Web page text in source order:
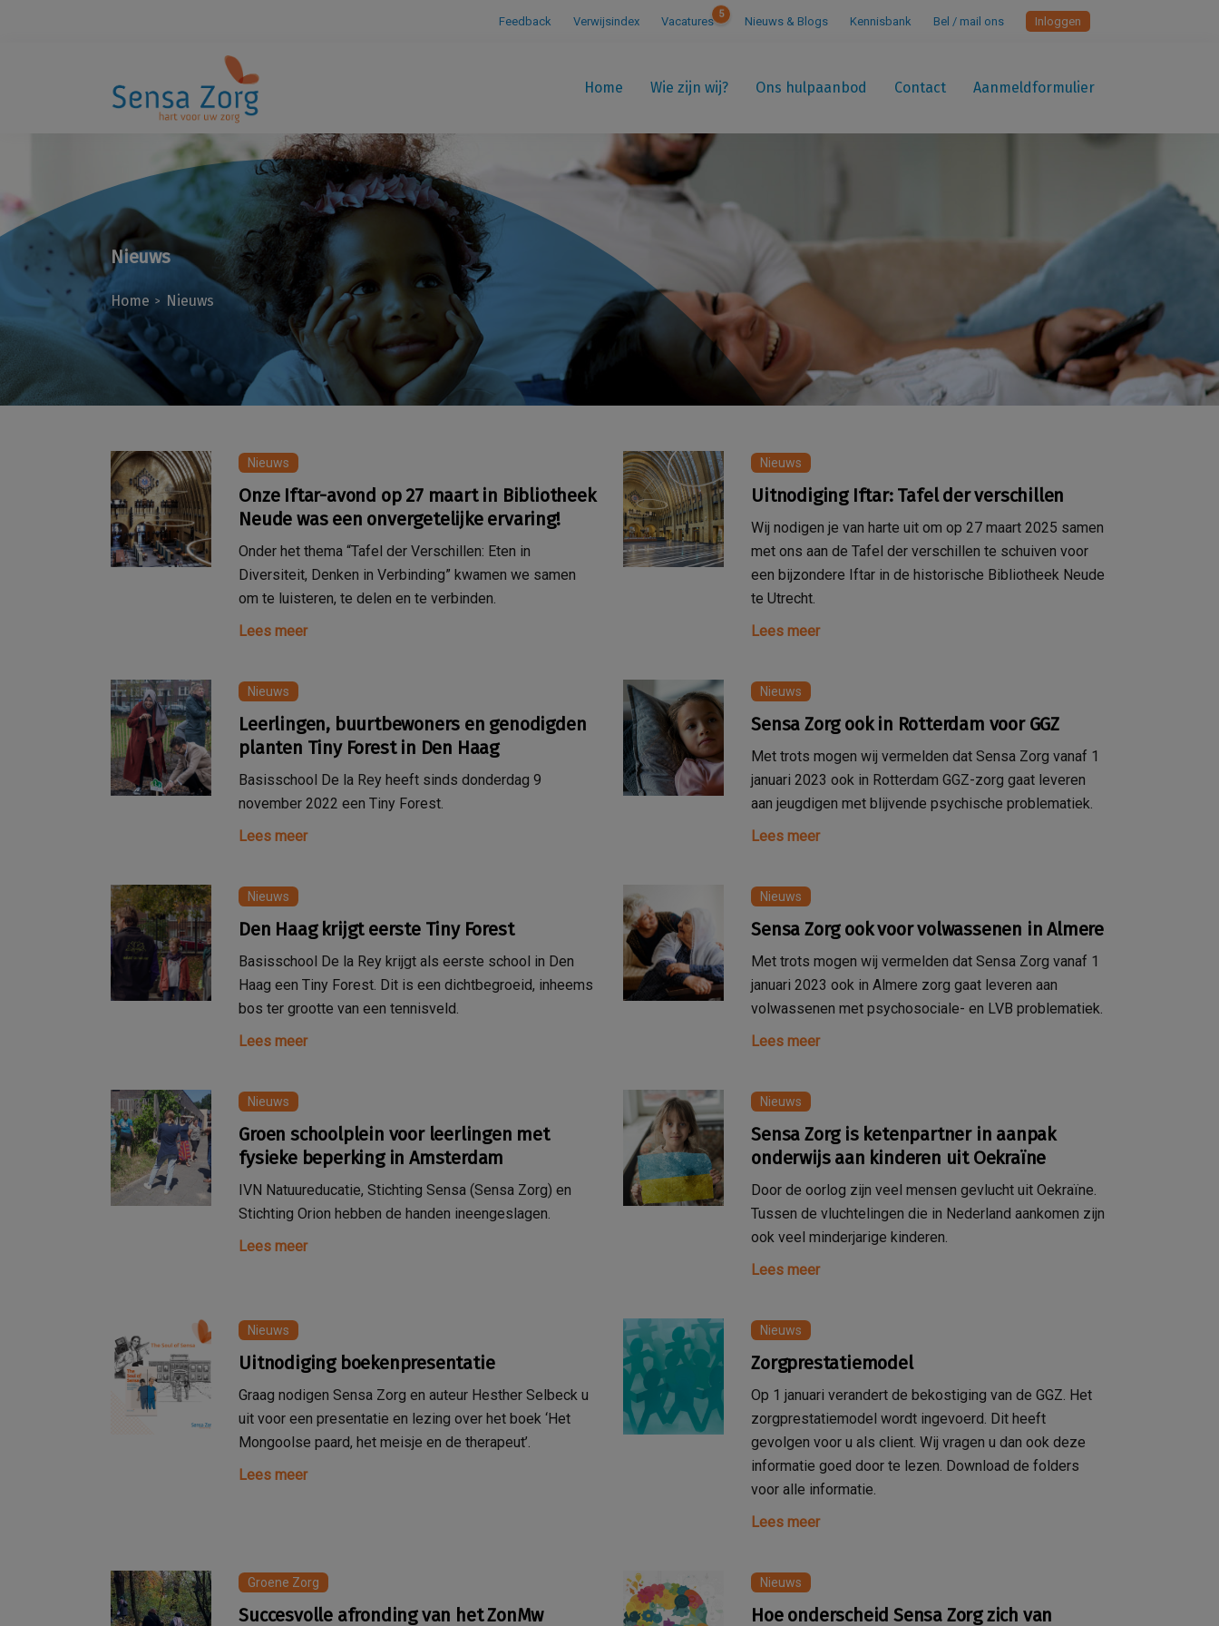
Feedback Verwijsindex Vacatures 5 Nieuws & Blogs Kennisbank Bel / mail ons Inloggen
Home Wie zijn wij? Ons hulpaanbod Contact Aanmeldformulier
Nieuws
Home > Nieuws
Nieuws
Onze Iftar-avond op 27 maart in Bibliotheek
Neude was een onvergetelijke ervaring!
Onder het thema “Tafel der Verschillen: Eten in
Diversiteit, Denken in Verbinding” kwamen we samen
om te luisteren, te delen en te verbinden.
Lees meer
Nieuws
Uitnodiging Iftar: Tafel der verschillen
Wij nodigen je van harte uit om op 27 maart 2025 samen
met ons aan de Tafel der verschillen te schuiven voor
een bijzondere Iftar in de historische Bibliotheek Neude
te Utrecht.
Lees meer
Nieuws
Leerlingen, buurtbewoners en genodigden
planten Tiny Forest in Den Haag
Basisschool De la Rey heeft sinds donderdag 9
november 2022 een Tiny Forest.
Lees meer
Nieuws
Sensa Zorg ook in Rotterdam voor GGZ
Met trots mogen wij vermelden dat Sensa Zorg vanaf 1
januari 2023 ook in Rotterdam GGZ-zorg gaat leveren
aan jeugdigen met blijvende psychische problematiek.
Lees meer
Nieuws
Den Haag krijgt eerste Tiny Forest
Basisschool De la Rey krijgt als eerste school in Den
Haag een Tiny Forest. Dit is een dichtbegroeid, inheems
bos ter grootte van een tennisveld.
Lees meer
Nieuws
Sensa Zorg ook voor volwassenen in Almere
Met trots mogen wij vermelden dat Sensa Zorg vanaf 1
januari 2023 ook in Almere zorg gaat leveren aan
volwassenen met psychosociale- en LVB problematiek.
Lees meer
Nieuws
Groen schoolplein voor leerlingen met
fysieke beperking in Amsterdam
IVN Natuureducatie, Stichting Sensa (Sensa Zorg) en
Stichting Orion hebben de handen ineengeslagen.
Lees meer
Nieuws
Sensa Zorg is ketenpartner in aanpak
onderwijs aan kinderen uit Oekraïne
Door de oorlog zijn veel mensen gevlucht uit Oekraïne.
Tussen de vluchtelingen die in Nederland aankomen zijn
ook veel minderjarige kinderen.
Lees meer
Nieuws
Uitnodiging boekenpresentatie
Graag nodigen Sensa Zorg en auteur Hesther Selbeck u
uit voor een presentatie en lezing over het boek ‘Het
Mongoolse paard, het meisje en de therapeut’.
Lees meer
Nieuws
Zorgprestatiemodel
Op 1 januari verandert de bekostiging van de GGZ. Het
zorgprestatiemodel wordt ingevoerd. Dit heeft
gevolgen voor u als client. Wij vragen u dan ook deze
informatie goed door te lezen. Download de folders
voor alle informatie.
Lees meer
Groene Zorg
Succesvolle afronding van het ZonMw
Nieuws
Hoe onderscheid Sensa Zorg zich van